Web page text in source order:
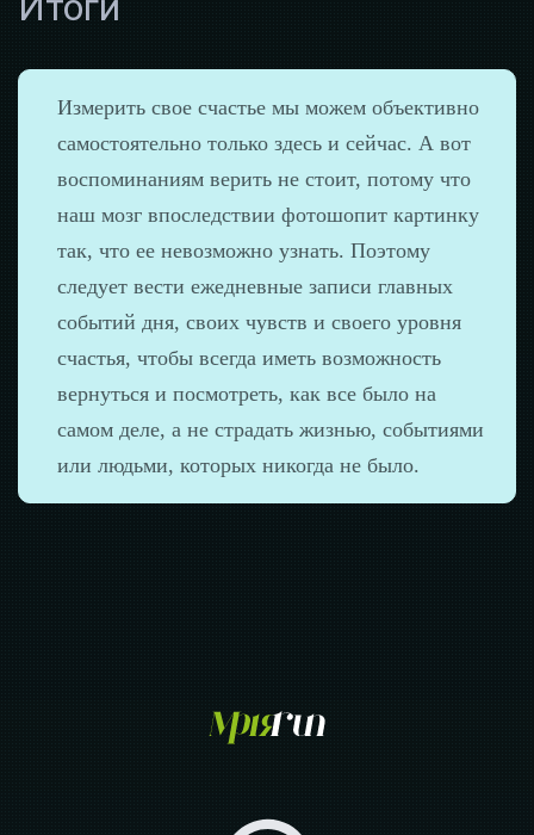
Измерить свое счастье мы можем объективно
самостоятельно только здесь и сейчас. А вот
воспоминаниям верить не стоит, потому что
наш мозг впоследствии фотошопит картинку
так, что ее невозможно узнать. Поэтому
следует вести ежедневные записи главных
событий дня, своих чувств и своего уровня
счастья, чтобы всегда иметь возможность
вернуться и посмотреть, как все было на
самом деле, а не страдать жизнью, событиями
или людьми, которых никогда не было.